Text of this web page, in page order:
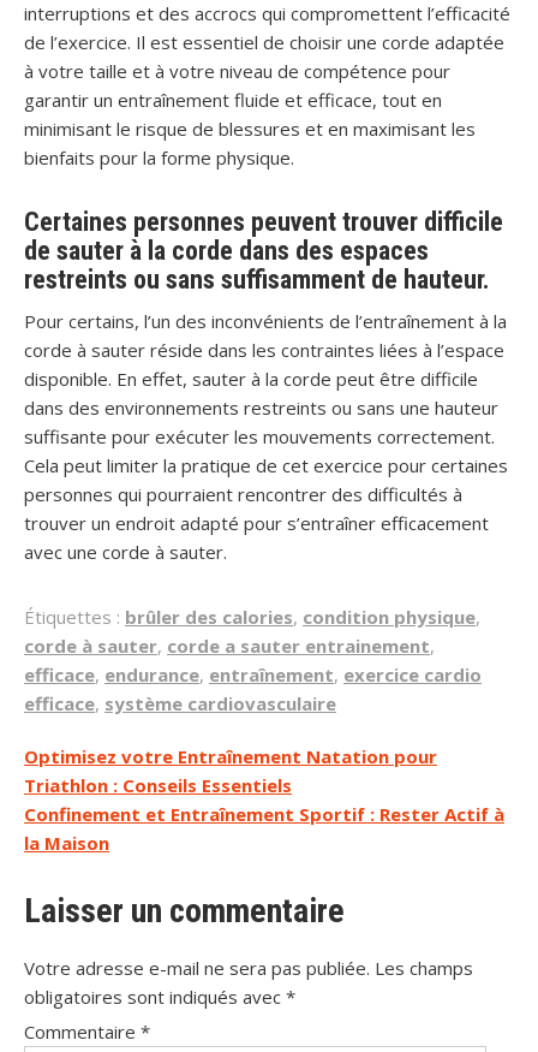
interruptions et des accrocs qui compromettent l’efficacité
de l’exercice. Il est essentiel de choisir une corde adaptée
à votre taille et à votre niveau de compétence pour
garantir un entraînement fluide et efficace, tout en
minimisant le risque de blessures et en maximisant les
bienfaits pour la forme physique.
Certaines personnes peuvent trouver difficile
de sauter à la corde dans des espaces
restreints ou sans suffisamment de hauteur.
Pour certains, l’un des inconvénients de l’entraînement à la
corde à sauter réside dans les contraintes liées à l’espace
disponible. En effet, sauter à la corde peut être difficile
dans des environnements restreints ou sans une hauteur
suffisante pour exécuter les mouvements correctement.
Cela peut limiter la pratique de cet exercice pour certaines
personnes qui pourraient rencontrer des difficultés à
trouver un endroit adapté pour s’entraîner efficacement
avec une corde à sauter.
Étiquettes : brûler des calories, condition physique,
corde à sauter, corde a sauter entrainement,
efficace, endurance, entraînement, exercice cardio
efficace, système cardiovasculaire
Navigation
de
l’article
Optimisez votre Entraînement Natation pour
Triathlon : Conseils Essentiels
Confinement et Entraînement Sportif : Rester Actif à
la Maison
Laisser un commentaire
Votre adresse e-mail ne sera pas publiée. Les champs
obligatoires sont indiqués avec *
Commentaire *